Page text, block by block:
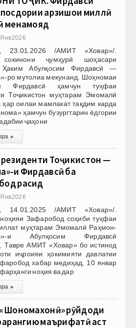
арзишҳои миллӣ
менамояд
2026
23.01.2026 /АМИТ «Ховар»/.
ҷумҳурӣ шоҳасари
Ҳаким Абулқосим Фирдавсӣ —
ро мутолиа мекунанд. Шоҳномаи
Фирдавсӣ ҳамчун туҳфаи
Тоҷикистон муҳтарам Эмомалӣ
оилаи мамлакат тақдим карда
ҳамчун бузургтарин ёдгории
ҷаҳони
▸
Тоҷикистон —
и Фирдавсӣ ба
расид
2026
14.01.2025 /АМИТ «Ховар»/.
Зафаробод соҳиби туҳфаи
муҳтарам Эмомалӣ Раҳмон-
и Абулқосим Фирдавсӣ
Тавре АМИТ «Ховар» бо истинод
иҷроияи ҳокимияти давлатии
хабар медиҳад, 10 январ
ноҳия ва дар
▸
рӯйдоди
маърифатӣ аст